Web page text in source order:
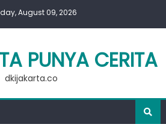
August 09, 2026
PUNYA CERITA
dkijakarta.co